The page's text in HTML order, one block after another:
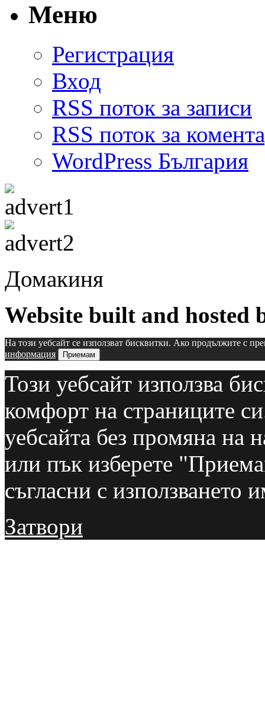
Меню
Регистрация
Вход
RSS поток за записи
RSS поток за
WordPress България
Домакиня
Website built and hosted
На този уебсайт се използват бисквитки. Ако продължите с
информация
Приемам
Този уебсайт използва
комфорт на страниците
уебсайта без промяна на
или пък изберете
съгласни с използването
Затвори